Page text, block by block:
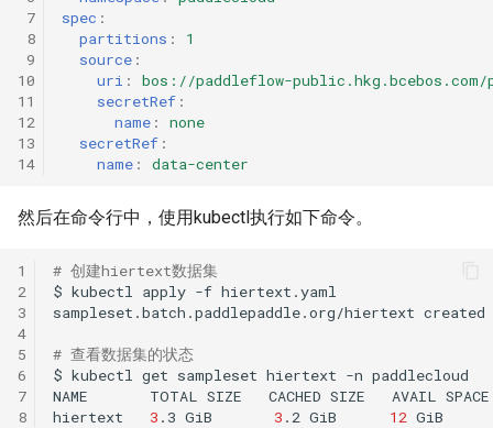
7
8
9
10
11
12
13
14
spec :
partitions :
1
source :
uri :
bos://paddleflow-
secretRef :
name :
none
secretRef :
name : data-center
然后在命令行中，使用kubectl执行如下命令。
1
2
3
4
5
6
7
8
# 创建hiertext数据集
$ kubectl apply -f
sampleset.batch.paddlepaddle.org/hiertext
# 查看数据集的状态
$ kubectl get sampleset hiertext -n
NAME
TOTAL SIZE CACHED SIZE AVAIL
SPACE
hiertext
3 .3 GiB 3 .2 GiB 12 GiB